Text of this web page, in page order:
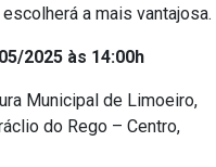
a mais vantajosa.
2025 às 14:00h
Municipal de Limoeiro,
do Rego – Centro,